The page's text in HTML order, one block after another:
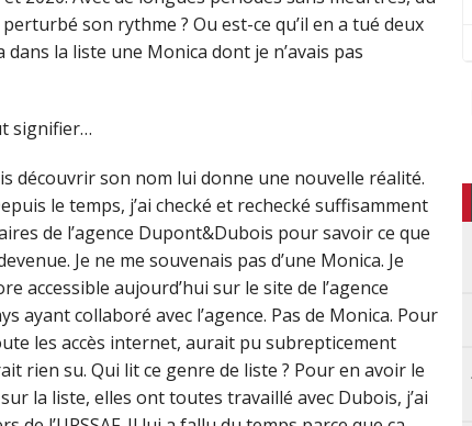
son rythme ? Ou est-ce qu’il en a tué deux
la liste une Monica dont je n’avais pas
signifier…
découvrir son nom lui donne une nouvelle réalité.
le temps, j’ai checké et rechecké suffisamment
de l’agence Dupont&Dubois pour savoir ce que
Je ne me souvenais pas d’une Monica. Je
accessible aujourd’hui sur le site de l’agence
ayant collaboré avec l’agence. Pas de Monica. Pour
les accès internet, aurait pu subrepticement
rien su. Qui lit ce genre de liste ? Pour en avoir le
la liste, elles ont toutes travaillé avec Dubois, j’ai